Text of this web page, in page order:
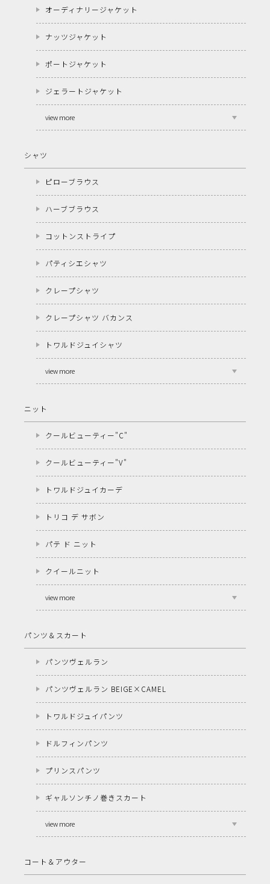
オーディナリージャケット
ナッツジャケット
ポートジャケット
ジェラートジャケット
view more
シャツ
ピローブラウス
ハーブブラウス
コットンストライプ
パティシエシャツ
クレープシャツ
クレープシャツ バカンス
トワルドジュイシャツ
view more
ニット
クールビューティー"C"
クールビューティー"V"
トワルドジュイカーデ
トリコ デ サボン
パテ ド ニット
クイールニット
view more
パンツ＆スカート
パンツヴェルラン
パンツヴェルラン BEIGE×CAMEL
トワルドジュイパンツ
ドルフィンパンツ
プリンスパンツ
ギャルソンチノ巻きスカート
view more
コート＆アウター